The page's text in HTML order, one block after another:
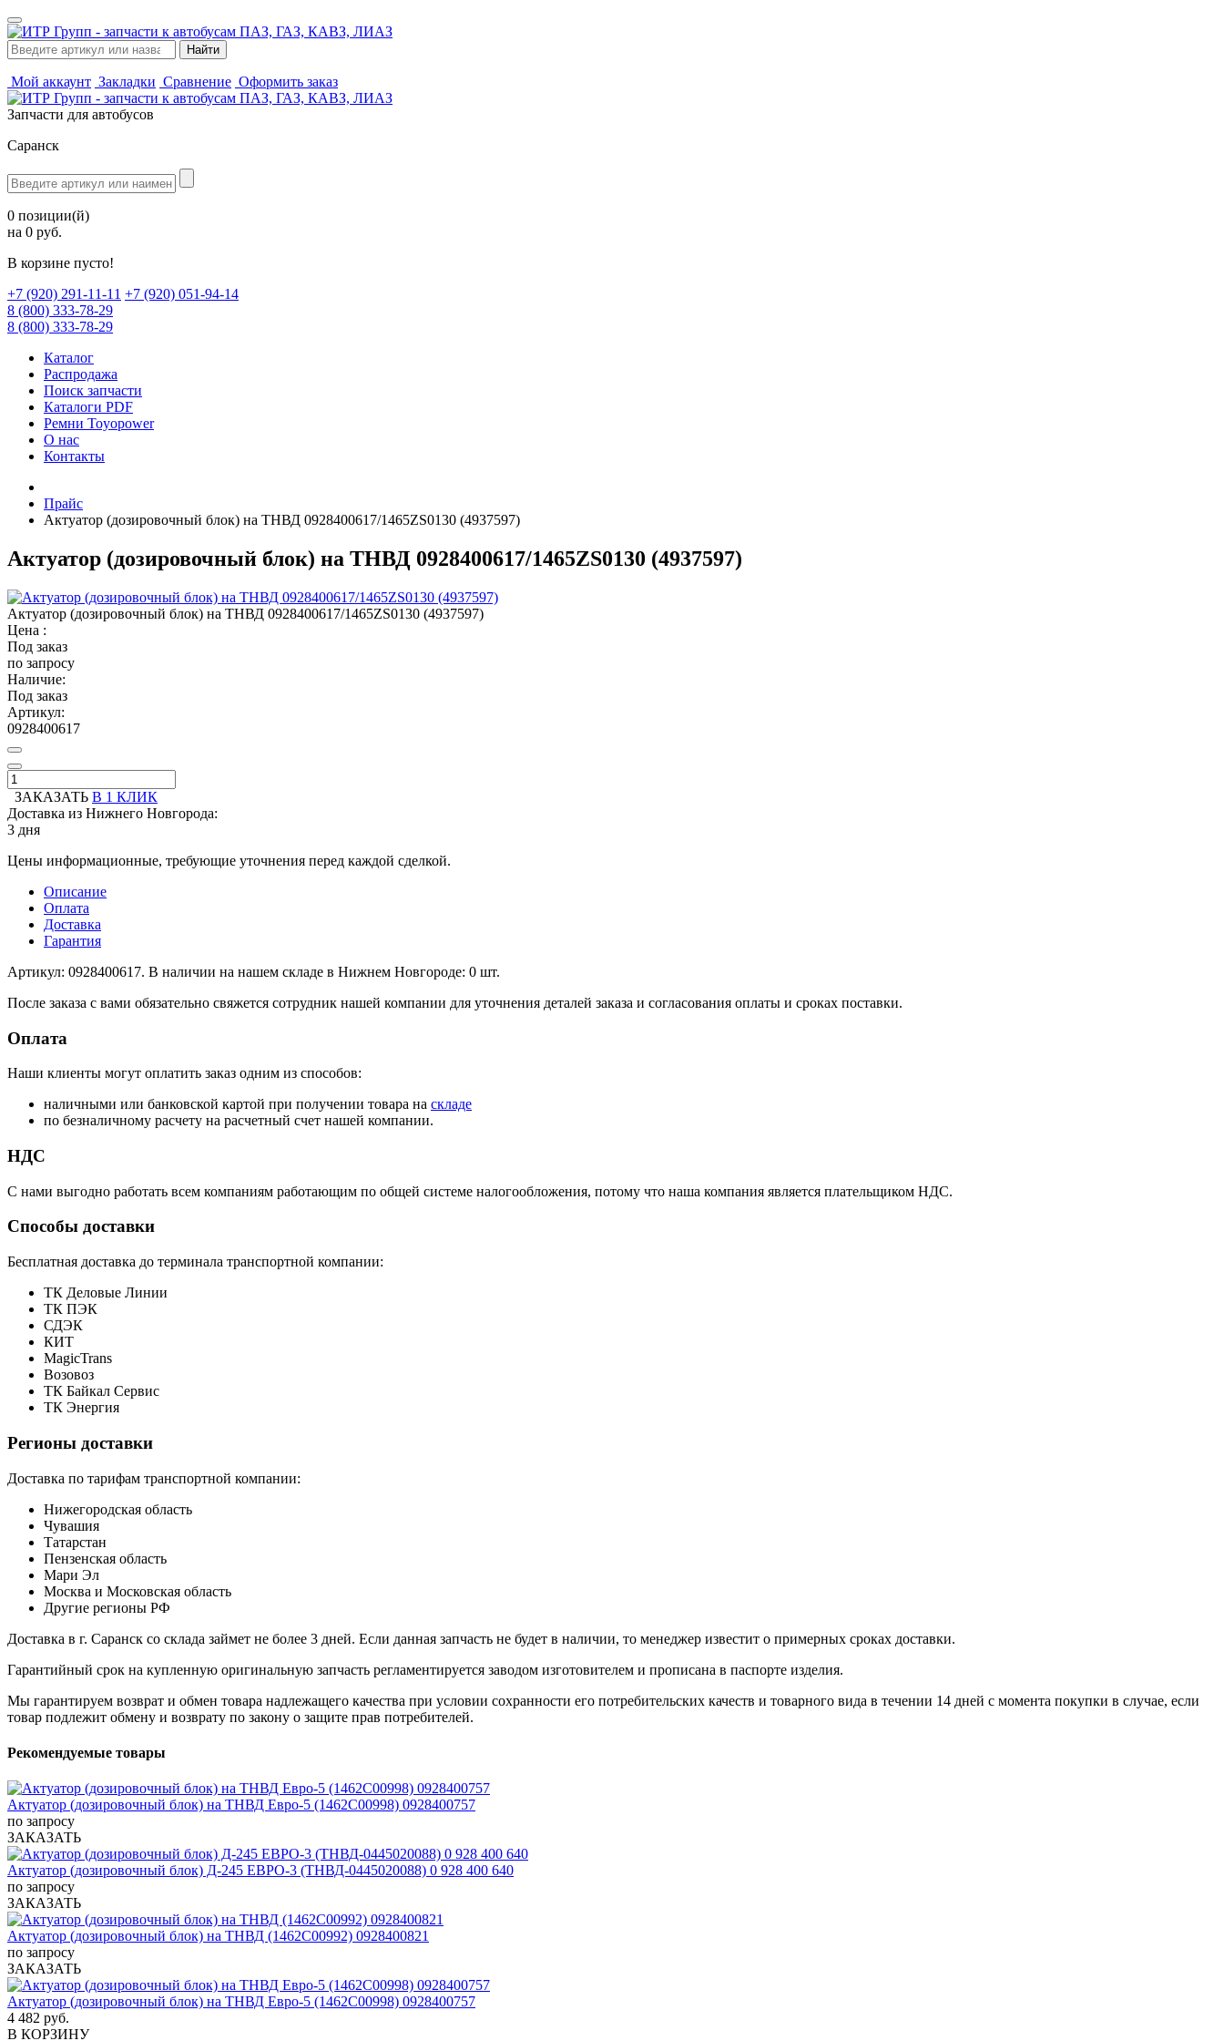
Мой аккаунт Закладки Сравнение Оформить заказ
Запчасти для автобусов
Саранск
0 позиции(й)
на 0 руб.
В корзине пусто!
‪+7 (920) 291-11-11 +7 (920) 051-94-14
8 (800) 333-78-29
8 (800) 333-78-29
Каталог
Распродажа
Поиск запчасти
Каталоги PDF
Ремни Toyopower
О нас
Контакты
Прайс
Актуатор (дозировочный блок) на ТНВД 0928400617/1465ZS0130 (4937597)
Актуатор (дозировочный блок) на ТНВД 0928400617/1465ZS0130 (4937597)
Актуатор (дозировочный блок) на ТНВД 0928400617/1465ZS0130 (4937597)
Цена :
Под заказ
по запросу
Наличие:
Под заказ
Артикул:
0928400617
ЗАКАЗАТЬ В 1 КЛИК
Доставка из Нижнего Новгорода:
3 дня
Цены информационные, требующие уточнения перед каждой сделкой.
Описание
Оплата
Доставка
Гарантия
Артикул: 0928400617. В наличии на нашем складе в Нижнем Новгороде: 0 шт.
После заказа с вами обязательно свяжется сотрудник нашей компании для уточнения деталей заказа и согласования оплаты и сроках поставки.
Оплата
Наши клиенты могут оплатить заказ одним из способов:
наличными или банковской картой при получении товара на складе
по безналичному расчету на расчетный счет нашей компании.
НДС
С нами выгодно работать всем компаниям работающим по общей системе налогообложения, потому что наша компания является плательщиком НДС.
Способы доставки
Бесплатная доставка до терминала транспортной компании:
ТК Деловые Линии
ТК ПЭК
СДЭК
КИТ
MagicTrans
Возовоз
ТК Байкал Сервис
ТК Энергия
Регионы доставки
Доставка по тарифам транспортной компании:
Нижегородская область
Чувашия
Татарстан
Пензенская область
Мари Эл
Москва и Московская область
Другие регионы РФ
Доставка в г. Саранск со склада займет не более 3 дней. Если данная запчасть не будет в наличии, то менеджер известит о примерных сроках доставки.
Гарантийный срок на купленную оригинальную запчасть регламентируется заводом изготовителем и прописана в паспорте изделия.
Мы гарантируем возврат и обмен товара надлежащего качества при условии сохранности его потребительских качеств и товарного вида в течении 14 дней с момента покупки в случае, если
товар подлежит обмену и возврату по закону о защите прав потребителей.
Рекомендуемые товары
Актуатор (дозировочный блок) на ТНВД Евро-5 (1462C00998) 0928400757
по запросу
ЗАКАЗАТЬ
Актуатор (дозировочный блок) Д-245 ЕВРО-3 (ТНВД-0445020088) 0 928 400 640
по запросу
ЗАКАЗАТЬ
Актуатор (дозировочный блок) на ТНВД (1462C00992) 0928400821
по запросу
ЗАКАЗАТЬ
Актуатор (дозировочный блок) на ТНВД Евро-5 (1462C00998) 0928400757
4 482 руб.
В КОРЗИНУ